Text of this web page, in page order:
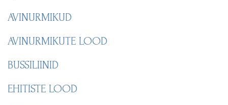
AVINURMIKUD
AVINURMIKUTE LOOD
BUSSILIINID
EHITISTE LOOD